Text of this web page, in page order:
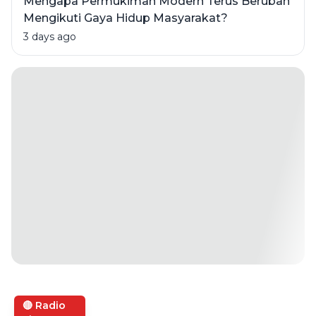
Mengikuti Gaya Hidup Masyarakat?
3 days ago
🔴 Radio